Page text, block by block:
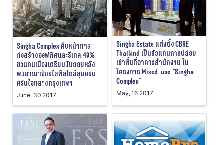
Singha Complex คืบหน้าการ
ก่อสร้างออฟฟิศและรีเทล 40%
ชวนคนเมืองเตรียมนับถอยหลัง
พบอาณาจักรไลฟ์สไตล์สุดครบ
ครันใจกลางกรุงเทพฯ
June, 30 2017
Singha Estate แต่งตั้ง CBRE
Thailand เป็นตัวแทนการปล่อย
เช่าพื้นที่อาคารสำนักงาน ใน
โครงการ Mixed-use “Singha
Complex”
May, 16 2017